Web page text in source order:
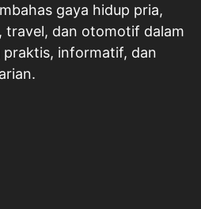
gaya hidup pria,
travel, dan otomotif dalam
informatif, dan